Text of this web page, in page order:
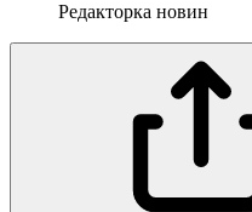
Редакторка новин